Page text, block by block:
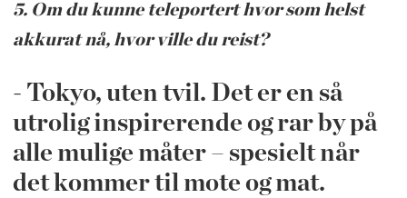
5. Om du kunne teleportert hvor som helst
akkurat nå, hvor ville du reist?
- Tokyo, uten tvil. Det er en så
utrolig inspirerende og rar by på
alle mulige måter – spesielt når
det kommer til mote og mat.